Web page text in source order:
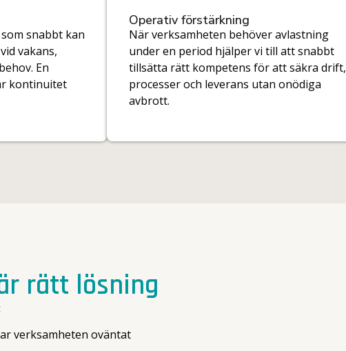
snabbt kan
vakans,
En
kontinuitet
Operativ förstärkning
När verksamheten behöver avlastning
under en period hjälper vi till att snabbt
tillsätta rätt kompetens för att säkra drift,
processer och leverans utan onödiga
avbrott.
rätt lösning
verksamheten oväntat